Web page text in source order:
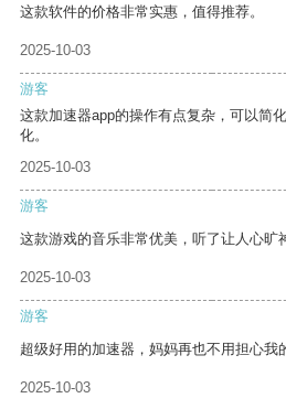
这款软件的价格非常实惠，值得推荐。
2025-10-03
游客
这款加速器app的操作有点复杂，可以简
化。
2025-10-03
游客
这款游戏的音乐非常优美，听了让人心旷
2025-10-03
游客
超级好用的加速器，妈妈再也不用担心我
2025-10-03